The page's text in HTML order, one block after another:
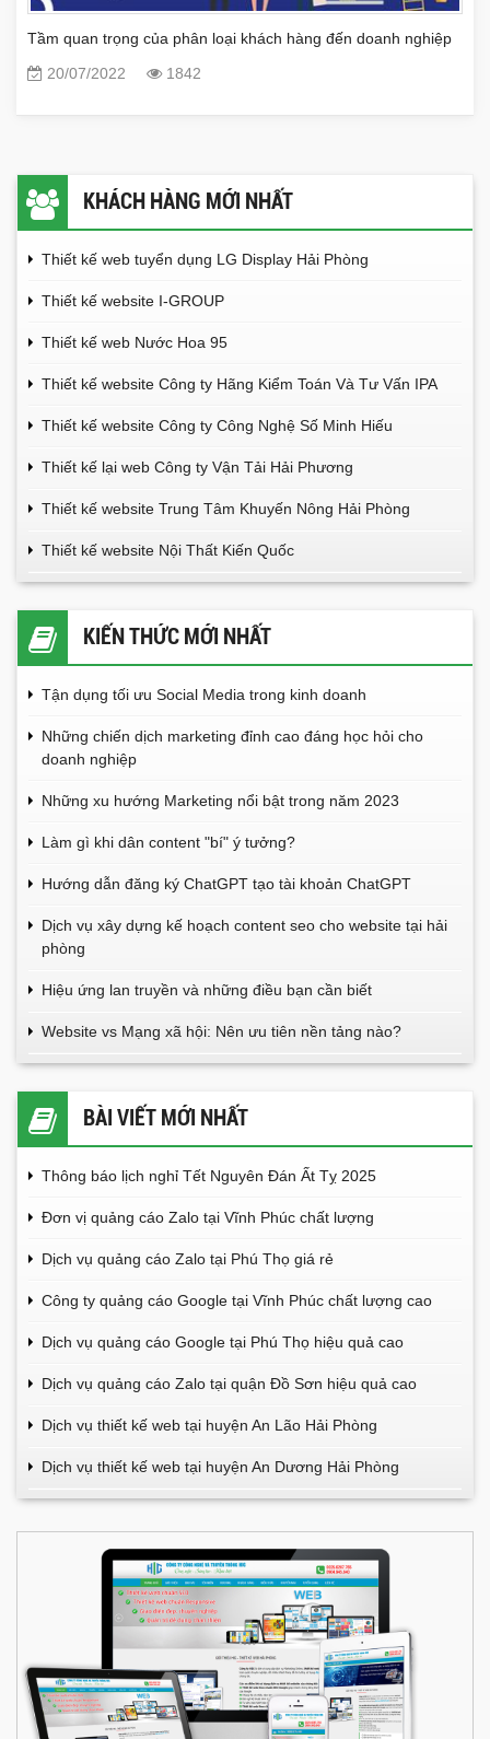
Tầm quan trọng của phân loại khách hàng đến doanh nghiệp
20/07/2022
1842
KHÁCH HÀNG MỚI NHẤT
Thiết kế web tuyển dụng LG Display Hải Phòng
Thiết kế website I-GROUP
Thiết kế web Nước Hoa 95
Thiết kế website Công ty Hãng Kiểm Toán Và Tư Vấn IPA
Thiết kế website Công ty Công Nghệ Số Minh Hiếu
Thiết kế lại web Công ty Vận Tải Hải Phương
Thiết kế website Trung Tâm Khuyến Nông Hải Phòng
Thiết kế website Nội Thất Kiến Quốc
KIẾN THỨC MỚI NHẤT
Tận dụng tối ưu Social Media trong kinh doanh
Những chiến dịch marketing đỉnh cao đáng học hỏi cho
doanh nghiệp
Những xu hướng Marketing nổi bật trong năm 2023
Làm gì khi dân content "bí" ý tưởng?
Hướng dẫn đăng ký ChatGPT tạo tài khoản ChatGPT
Dịch vụ xây dựng kế hoạch content seo cho website tại hải
phòng
Hiệu ứng lan truyền và những điều bạn cần biết
Website vs Mạng xã hội: Nên ưu tiên nền tảng nào?
BÀI VIẾT MỚI NHẤT
Thông báo lịch nghỉ Tết Nguyên Đán Ất Tỵ 2025
Đơn vị quảng cáo Zalo tại Vĩnh Phúc chất lượng
Dịch vụ quảng cáo Zalo tại Phú Thọ giá rẻ
Công ty quảng cáo Google tại Vĩnh Phúc chất lượng cao
Dịch vụ quảng cáo Google tại Phú Thọ hiệu quả cao
Dịch vụ quảng cáo Zalo tại quận Đồ Sơn hiệu quả cao
Dịch vụ thiết kế web tại huyện An Lão Hải Phòng
Dịch vụ thiết kế web tại huyện An Dương Hải Phòng